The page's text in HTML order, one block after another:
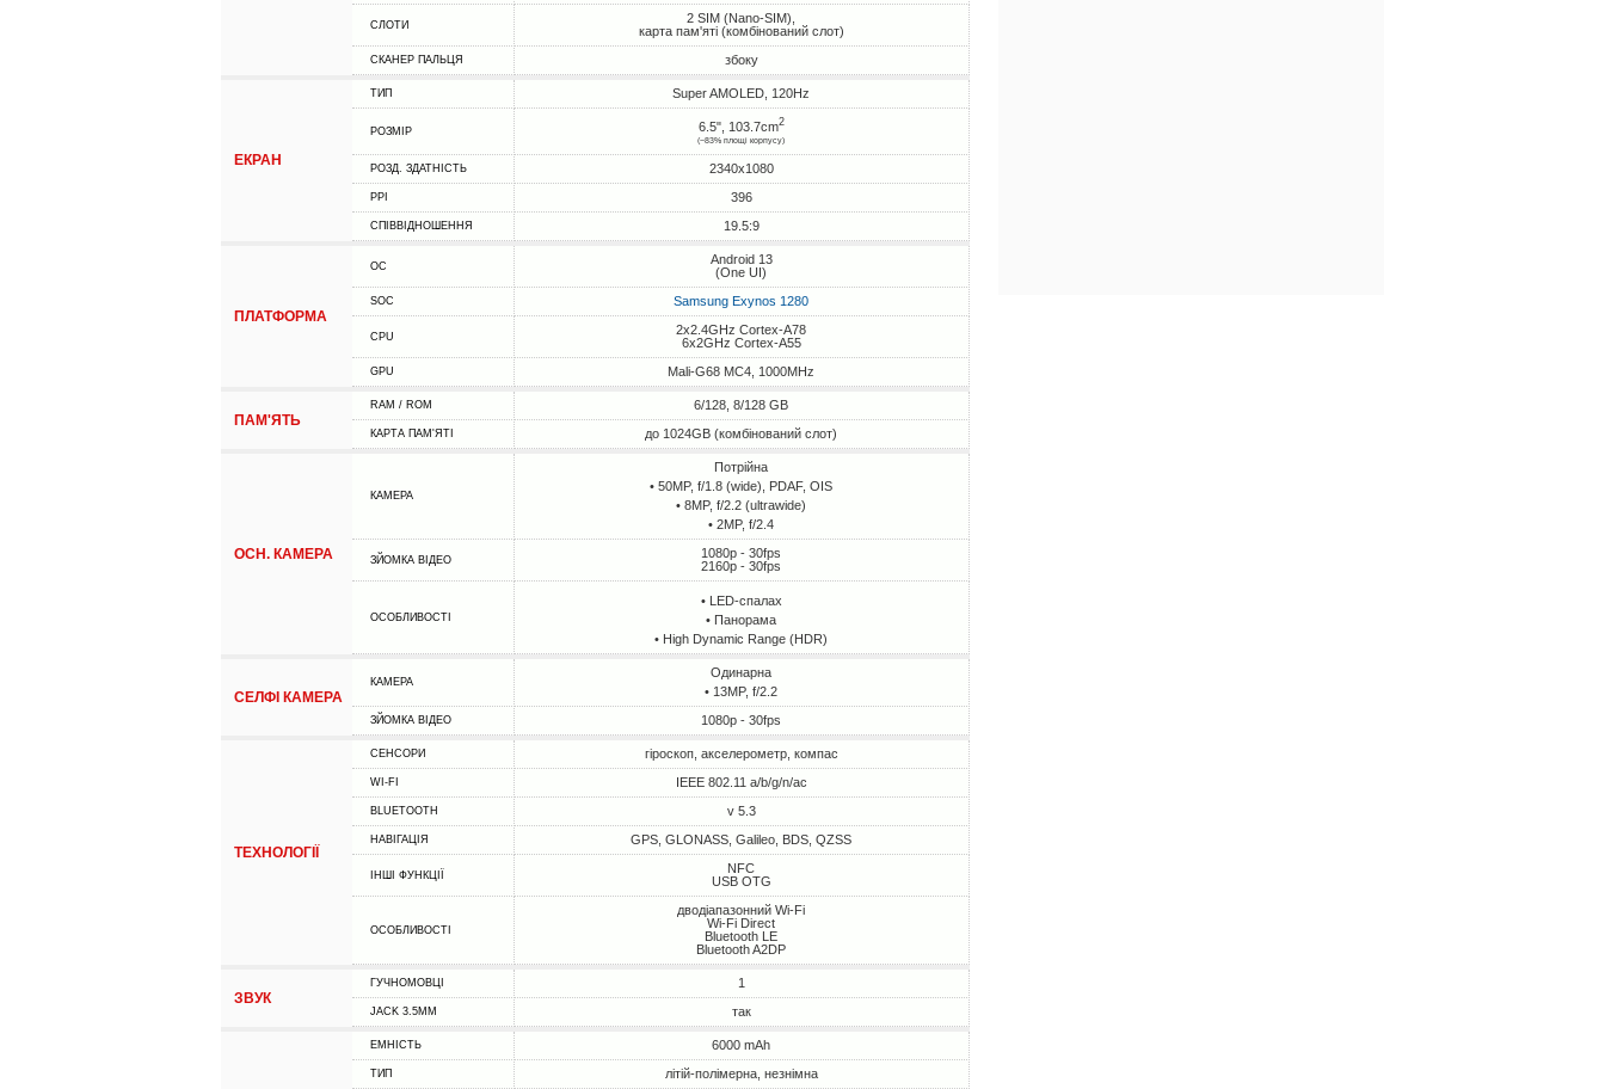
СЛОТИ
2 SIM (Nano-SIM),
карта пам'яті (комбінований слот)
СКАНЕР ПАЛЬЦЯ збоку
ЕКРАН
ТИП Super AMOLED, 120Hz
РОЗМІР 6.5", 103.7cm2
(~83% площі корпусу)
РОЗД. ЗДАТНІСТЬ 2340x1080
PPI 396
СПІВВІДНОШЕННЯ 19.5:9
ПЛАТФОРМА
ОС
Android 13
(One UI)
SOC Samsung Exynos 1280
CPU
2x2.4GHz Cortex-A78
6x2GHz Cortex-A55
GPU Mali-G68 MC4, 1000MHz
ПАМ'ЯТЬ
RAM / ROM 6/128, 8/128 GB
КАРТА ПАМ'ЯТІ до 1024GB (комбінований слот)
ОСН. КАМЕРА
КАМЕРА
Потрійна
• 50MP, f/1.8 (wide), PDAF, OIS
• 8MP, f/2.2 (ultrawide)
• 2MP, f/2.4
ЗЙОМКА ВІДЕО
1080p - 30fps
2160p - 30fps
ОСОБЛИВОСТІ
• LED-спалах
• Панорама
• High Dynamic Range (HDR)
СЕЛФІ КАМЕРА
КАМЕРА
Одинарна
• 13MP, f/2.2
ЗЙОМКА ВІДЕО 1080p - 30fps
ТЕХНОЛОГІЇ
СЕНСОРИ гіроскоп, акселерометр, компас
WI-FI IEEE 802.11 a/b/g/n/ac
BLUETOOTH v 5.3
НАВІГАЦІЯ GPS, GLONASS, Galileo, BDS, QZSS
ІНШІ ФУНКЦІЇ
NFC
USB OTG
ОСОБЛИВОСТІ
дводіапазонний Wi-Fi
Wi-Fi Direct
Bluetooth LE
Bluetooth A2DP
ЗВУК
ГУЧНОМОВЦІ 1
JACK 3.5MM так
ЕМНІСТЬ 6000 mAh
ТИП літій-полімерна, незнімна